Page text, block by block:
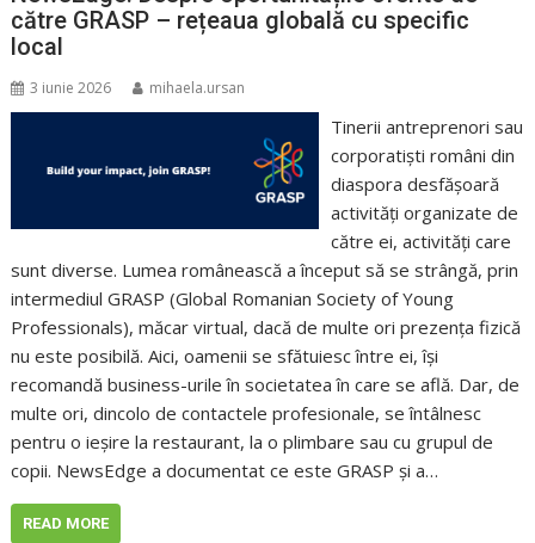
către GRASP – rețeaua globală cu specific
local
3 iunie 2026 mihaela.ursan
Tinerii antreprenori sau
corporatiști români din
diaspora desfășoară
activități organizate de
către ei, activități care
sunt diverse. Lumea românească a început să se strângă, prin
intermediul GRASP (Global Romanian Society of Young
Professionals), măcar virtual, dacă de multe ori prezența fizică
nu este posibilă. Aici, oamenii se sfătuiesc între ei, își
recomandă business-urile în societatea în care se află. Dar, de
multe ori, dincolo de contactele profesionale, se întâlnesc
pentru o ieșire la restaurant, la o plimbare sau cu grupul de
copii. NewsEdge a documentat ce este GRASP și a…
READ MORE